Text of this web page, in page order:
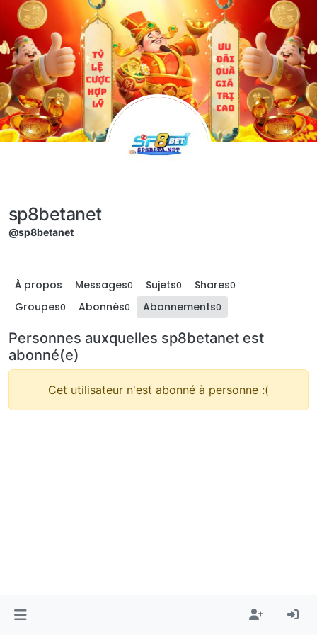
Aller directement au contenu
sp8betanet
@sp8betanet
À propos Messages0 Sujets0 Shares0
Groupes0 Abonnés0 Abonnements0
Personnes auxquelles sp8betanet est
abonné(e)
Cet utilisateur n'est abonné à personne :(